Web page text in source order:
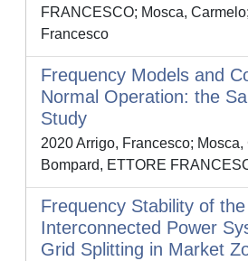
FRANCESCO; Mosca,
Francesco
Frequency Models and
Normal Operation: the
Study
2020 Arrigo, Francesco; Mosca,
Bompard, ETTORE
Frequency Stability of
Interconnected Power
Grid Splitting in Market